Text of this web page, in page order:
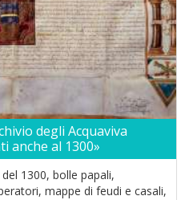
degli Acquaviva
anche al 1300»
1300, bolle papali,
mappe di feudi e casali,